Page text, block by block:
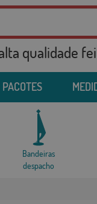
qualidade
PACOTES
Bandeiras
despacho